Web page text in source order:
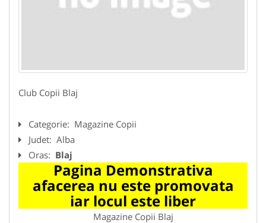
Club Copii Blaj
Categorie: Magazine Copii
Judet: Alba
Oras: Blaj
Pagina Demonstrativa
afacerea nu este promovata
iar locul este liber
Magazine Copii Blaj